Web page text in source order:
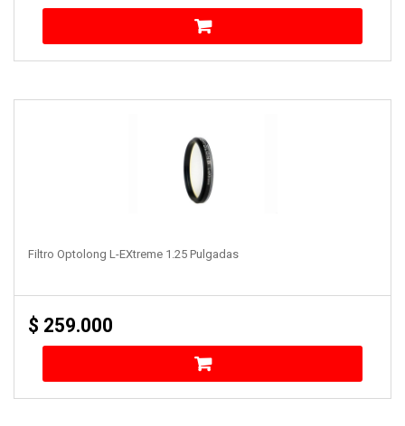
Filtro Optolong L-EXtreme 1.25 Pulgadas
$ 259.000